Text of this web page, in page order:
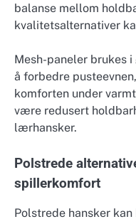
balanse mellom
kvalitetsalternativer
Mesh-paneler brukes
å forbedre
komforten under
være redusert
lærhansker.
Polstrede
spillerkomfort
Polstrede hansker